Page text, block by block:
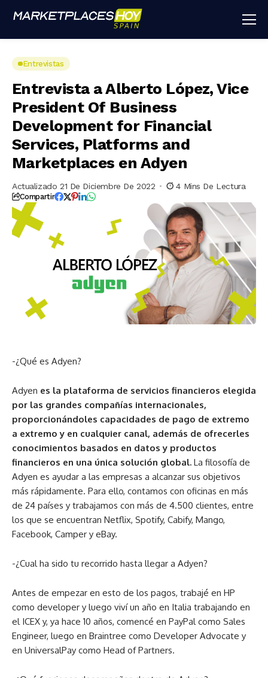
Entrevistas
Entrevista a Alberto López, Vice
President Of Business
Development for Financial
Services, Platforms and
Marketplaces en Adyen
Actualizado 21 De Diciembre De 2022 4 Mins De Lectura
Compartir
-¿Qué es Adyen?
Adyen es la plataforma de servicios financieros elegida
por las grandes compañías internacionales,
proporcionándoles capacidades de pago de extremo
a extremo y en cualquier canal, además de ofrecerles
conocimientos basados en datos y productos
financieros en una única solución global. La filosofía de
Adyen es ayudar a las empresas a alcanzar sus objetivos
más rápidamente. Para ello, contamos con oficinas en más
de 24 países y trabajamos con más de 4.500 clientes, entre
los que se encuentran Netflix, Spotify, Cabify, Mango,
Facebook, Camper y eBay.
-¿Cual ha sido tu recorrido hasta llegar a Adyen?
Antes de empezar en esto de los pagos, trabajé en HP
como developer y luego viví un año en Italia trabajando en
el ICEX y, ya hace 10 años, comencé en PayPal como Sales
Engineer, luego en Braintree como Developer Advocate y
en UniversalPay como Head of Partners.